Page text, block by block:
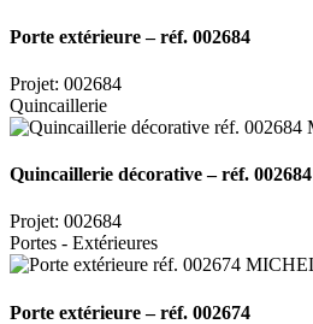
Porte extérieure – réf. 002684
Projet: 002684
Quincaillerie
Quincaillerie décorative – réf. 002684
Projet: 002684
Portes - Extérieures
Porte extérieure – réf. 002674